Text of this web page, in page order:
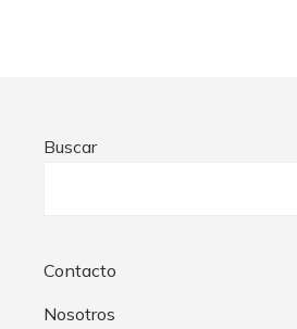
Buscar
Contacto
Nosotros